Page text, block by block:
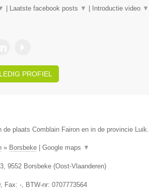
Laatste facebook posts ▼ Introductie video ▼
PROFIEL
de plaats Comblain Fairon en in de provincie Luik.
» Borsbeke| Google maps ▼
, 9552 Borsbeke(Oost-Vlaanderen)
, Fax: -, BTW-nr: 0707773564